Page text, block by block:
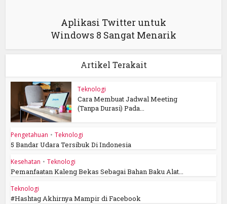
Aplikasi Twitter untuk
Windows 8 Sangat Menarik
Artikel Terakait
Teknologi
Cara Membuat Jadwal Meeting
(Tanpa Durasi) Pada...
Pengetahuan • Teknologi
5 Bandar Udara Tersibuk Di Indonesia
Kesehatan • Teknologi
Pemanfaatan Kaleng Bekas Sebagai Bahan Baku Alat...
Teknologi
#Hashtag Akhirnya Mampir di Facebook